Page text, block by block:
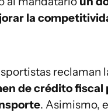
la
reclaman
de crédito fiscal
. Asimismo,